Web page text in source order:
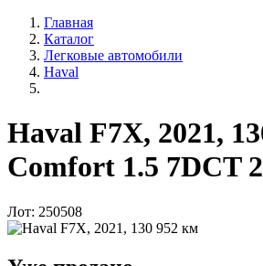
Главная
Каталог
Легковые автомобили
Haval
Haval F7X, 2021,
Comfort 1.5 7DCT
Лот: 250508